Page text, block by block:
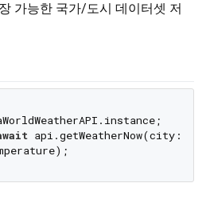
가능한 국가/도시 데이터셋 저
api.getWeatherNow(city: